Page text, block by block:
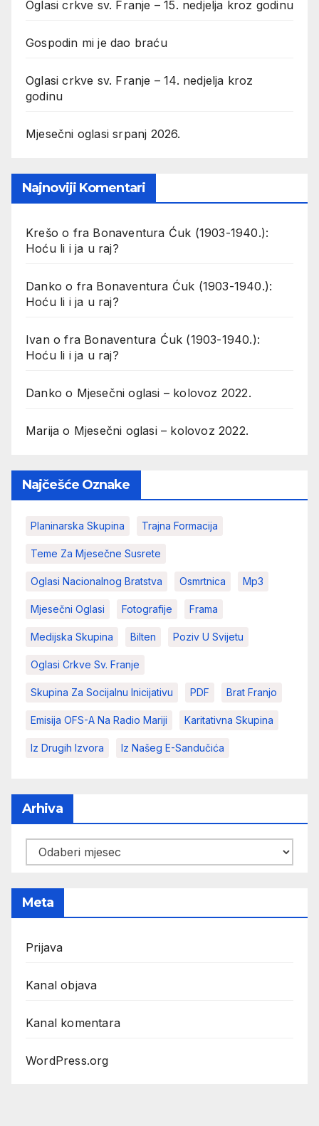
Oglasi crkve sv. Franje – 15. nedjelja kroz godinu
Gospodin mi je dao braću
Oglasi crkve sv. Franje – 14. nedjelja kroz
godinu
Mjesečni oglasi srpanj 2026.
Najnoviji Komentari
Krešo o fra Bonaventura Ćuk (1903-1940.):
Hoću li i ja u raj?
Danko o fra Bonaventura Ćuk (1903-1940.):
Hoću li i ja u raj?
Ivanofra Bonaventura Ćuk (1903-1940.):
Hoću li i ja u raj?
Danko o Mjesečni oglasi – kolovoz 2022.
Marija o Mjesečni oglasi – kolovoz 2022.
Najčešće Oznake
Planinarska Skupina Trajna Formacija
Teme Za Mjesečne Susrete
Oglasi Nacionalnog Bratstva Osmrtnica Mp3
Mjesečni Oglasi Fotografije Frama
Medijska Skupina Bilten Poziv U Svijetu
Oglasi Crkve Sv. Franje
Skupina Za Socijalnu Inicijativu PDF Brat Franjo
Emisija OFS-A Na Radio Mariji Karitativna Skupina
Iz Drugih Izvora Iz Našeg E-Sandučića
Arhiva
Arhiva
Meta
Prijava
Kanal objava
Kanal komentara
WordPress.org